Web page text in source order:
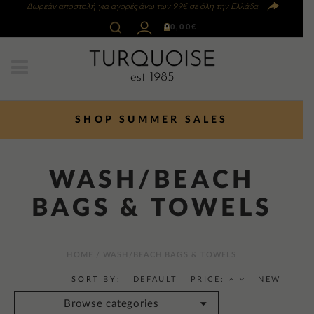
Δωρεάν αποστολή για αγορές άνω των 99€ σε όλη την Ελλάδα
00,00€
SHOP SUMMER SALES
WASH/BEACH
BAGS & TOWELS
SORT BY: DEFAULT PRICE: NEW
Browse categories